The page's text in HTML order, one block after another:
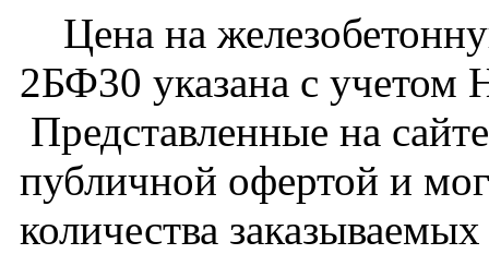
Цена на
2БФ30 указана с учетом
Представленные на
публичной офертой и
количества